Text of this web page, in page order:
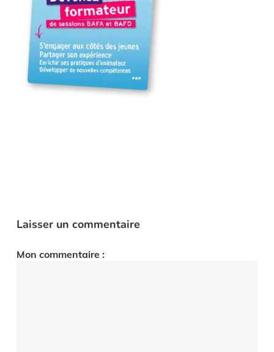
Laisser un commentaire
Mon commentaire :